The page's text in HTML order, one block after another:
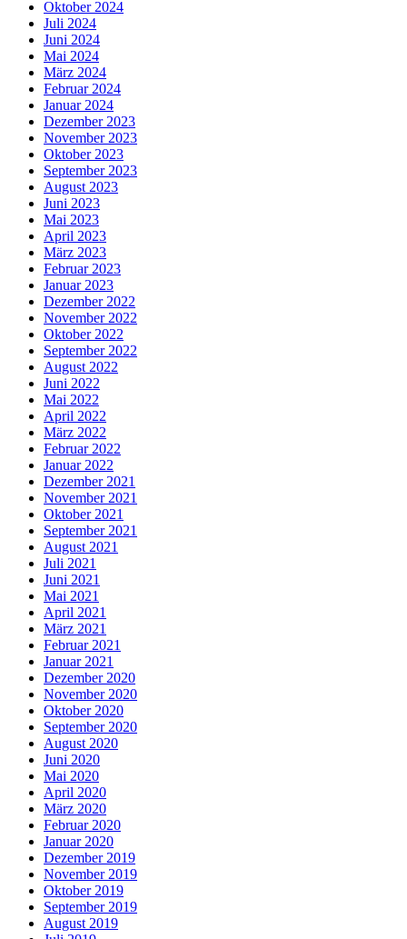
Oktober 2024
Juli 2024
Juni 2024
Mai 2024
März 2024
Februar 2024
Januar 2024
Dezember 2023
November 2023
Oktober 2023
September 2023
August 2023
Juni 2023
Mai 2023
April 2023
März 2023
Februar 2023
Januar 2023
Dezember 2022
November 2022
Oktober 2022
September 2022
August 2022
Juni 2022
Mai 2022
April 2022
März 2022
Februar 2022
Januar 2022
Dezember 2021
November 2021
Oktober 2021
September 2021
August 2021
Juli 2021
Juni 2021
Mai 2021
April 2021
März 2021
Februar 2021
Januar 2021
Dezember 2020
November 2020
Oktober 2020
September 2020
August 2020
Juni 2020
Mai 2020
April 2020
März 2020
Februar 2020
Januar 2020
Dezember 2019
November 2019
Oktober 2019
September 2019
August 2019